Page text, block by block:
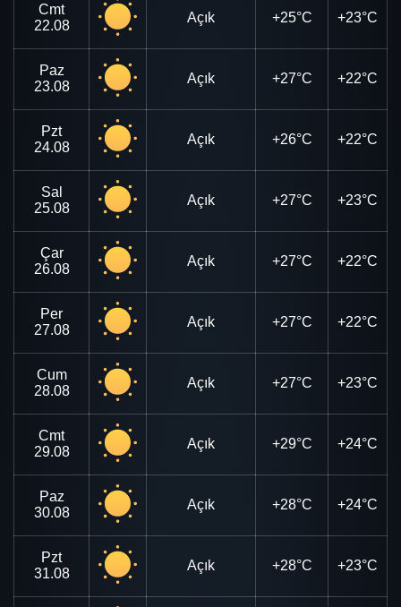
Cmt
22.08
Açık +25°C +23°C
Paz
23.08
Açık +27°C +22°C
Pzt
24.08
Açık +26°C +22°C
Sal
25.08
Açık +27°C +23°C
Çar
26.08
Açık +27°C +22°C
Per
27.08
Açık +27°C +22°C
Cum
28.08
Açık +27°C +23°C
Cmt
29.08
Açık +29°C +24°C
Paz
30.08
Açık +28°C +24°C
Pzt
31.08
Açık +28°C +23°C